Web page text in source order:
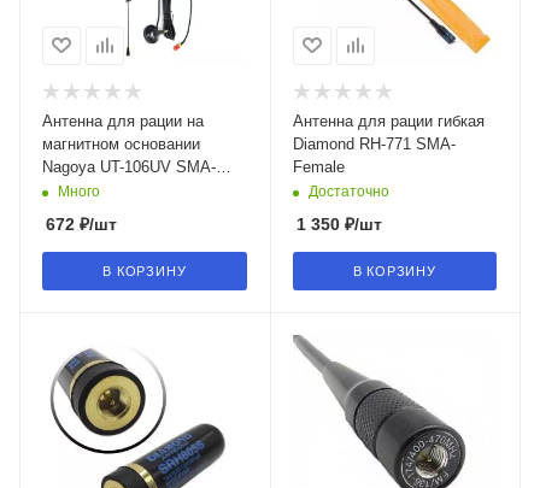
Антенна для рации на
магнитном основании
Nagoya UT-106UV SMA-
Male UHF VHF
Много
672 ₽/шт
В КОРЗИНУ
Антенна для рации гибкая
Diamond RH-771 SMA-
Female
Достаточно
1 350₽/шт
В КОРЗИНУ